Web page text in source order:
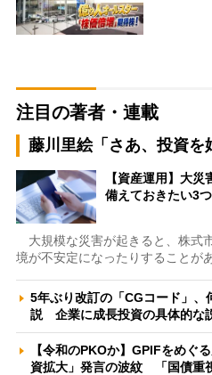
注目の著者・連載
藤川里絵「さあ、投資を
【資産運用】大
備えておきたい3
大規模な災害が起きると、株式
境が不安定になったりすることが
5年ぶり改訂の「CGコード」、
説 企業に成長投資の具体的な
【令和のPKOか】GPIFをめぐ
資拡大」発言の波紋 「国債重